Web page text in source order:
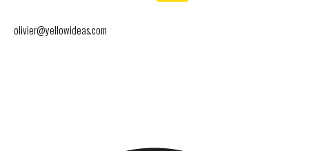
olivier@yellowideas.com